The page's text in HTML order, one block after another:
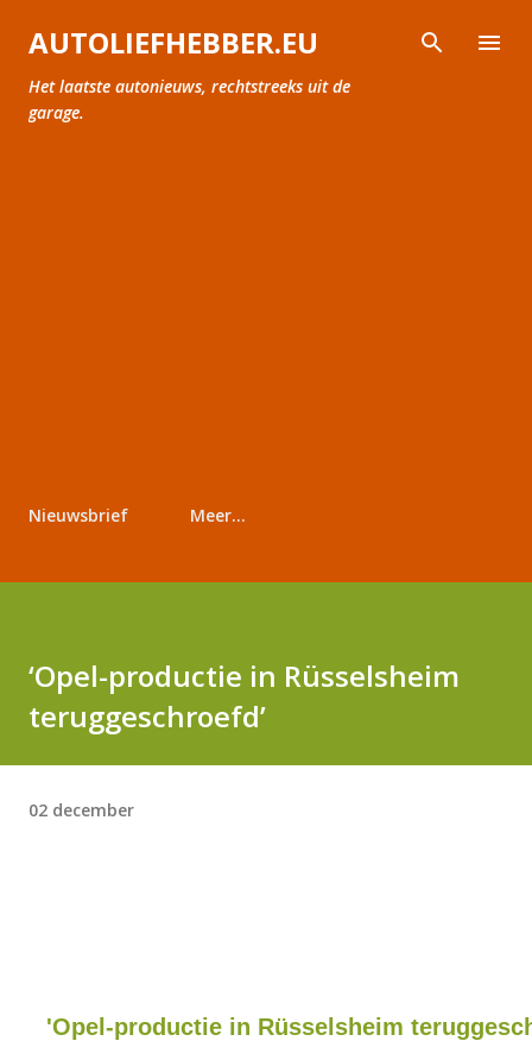
Doorgaan naar hoofdcontent
AUTOLIEFHEBBER.EU
Het laatste autonieuws, rechtstreeks uit de
garage.
Nieuwsbrief Meer…
‘Opel-productie in Rüsselsheim
teruggeschroefd’
02 december
'Opel-productie in Rüsselsheim